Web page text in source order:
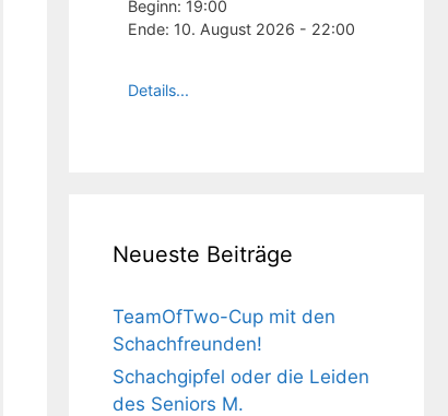
Beginn: 19:00
Ende: 10. August 2026 - 22:00
Details...
Neueste Beiträge
TeamOfTwo-Cup mit den
Schachfreunden!
Schachgipfel oder die Leiden
des Seniors M.